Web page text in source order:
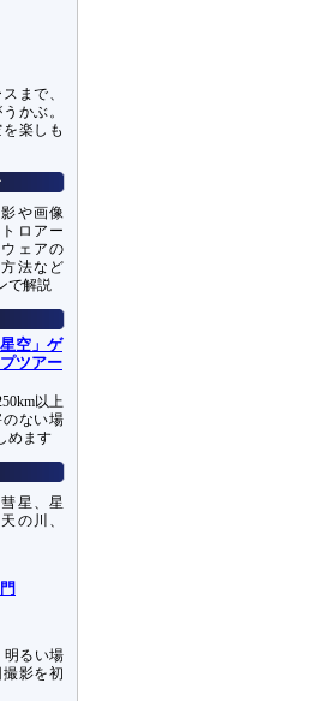
まで、
かぶ。
楽しも
や画像
ロアー
ェアの
法など
で解説
空」ゲ
ツアー
以上
ない場
めます
星、星
の川、
明るい場
影を初